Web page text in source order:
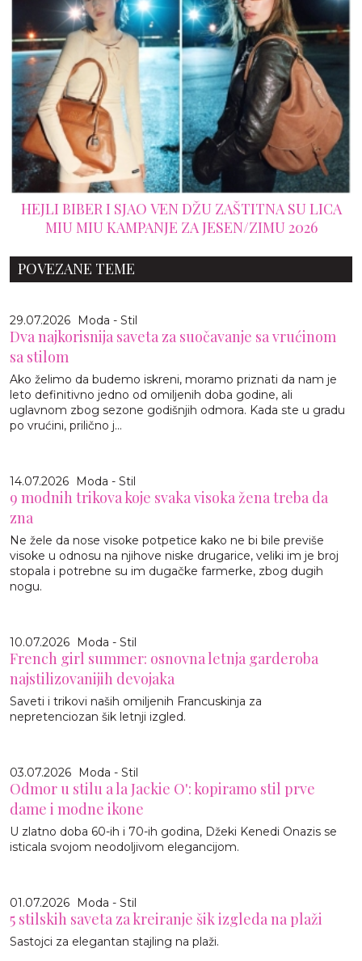
HEJLI BIBER I SJAO VEN DŽU ZAŠTITNA SU LICA
MIU MIU KAMPANJE ZA JESEN/ZIMU 2026
POVEZANE TEME
29.07.2026 Moda - Stil
Dva najkorisnija saveta za suočavanje sa vrućinom
sa stilom
Ako želimo da budemo iskreni, moramo priznati da nam je
leto definitivno jedno od omiljenih doba godine, ali
uglavnom zbog sezone godišnjih odmora. Kada ste u gradu
po vrućini, prilično j...
14.07.2026 Moda - Stil
9 modnih trikova koje svaka visoka žena treba da
zna
Ne žele da nose visoke potpetice kako ne bi bile previše
visoke u odnosu na njihove niske drugarice, veliki im je broj
stopala i potrebne su im dugačke farmerke, zbog dugih
nogu.
10.07.2026 Moda - Stil
French girl summer: osnovna letnja garderoba
najstilizovanijih devojaka
Saveti i trikovi naših omiljenih Francuskinja za
nepretenciozan šik letnji izgled.
03.07.2026 Moda - Stil
Odmor u stilu a la Jackie O': kopiramo stil prve
dame i modne ikone
U zlatno doba 60-ih i 70-ih godina, Džeki Kenedi Onazis se
isticala svojom neodoljivom elegancijom.
01.07.2026 Moda - Stil
5 stilskih saveta za kreiranje šik izgleda na plaži
Sastojci za elegantan stajling na plaži.